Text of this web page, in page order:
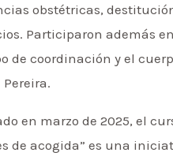
obstétricas,
Participaron además
de coordinación y el
en marzo de 2025, el
de acogida” es una